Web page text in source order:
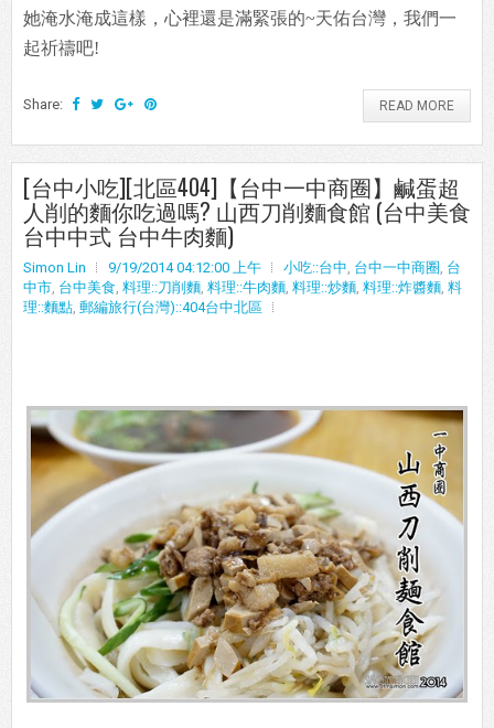
她淹水淹成這樣，心裡還是滿緊張的~天佑台灣，我們一
起祈禱吧!
Share: READ MORE
[台中小吃][北區404]【台中一中商圈】鹹蛋超
人削的麵你吃過嗎? 山西刀削麵食館 (台中美食
台中中式 台中牛肉麵)
Simon Lin 9/19/2014 04:12:00 上午 小吃::台中, 台中一中商圈 , 台
中市, 台中美食, 料理::刀削麵, 料理::牛肉麵, 料理::炒麵, 料理::炸醬麵, 料
理::麵點, 郵編旅行(台灣)::404台中北區